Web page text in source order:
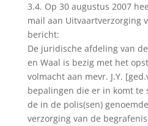
3.4. Op 30 augustus 2007
mail aan Uitvaartverzorging
bericht:
De juridische afdeling van
en Waal is bezig met het
volmacht aan mevr. J.Y.
bepalingen die er in komt te
de in de polis(sen)
verzorging van de